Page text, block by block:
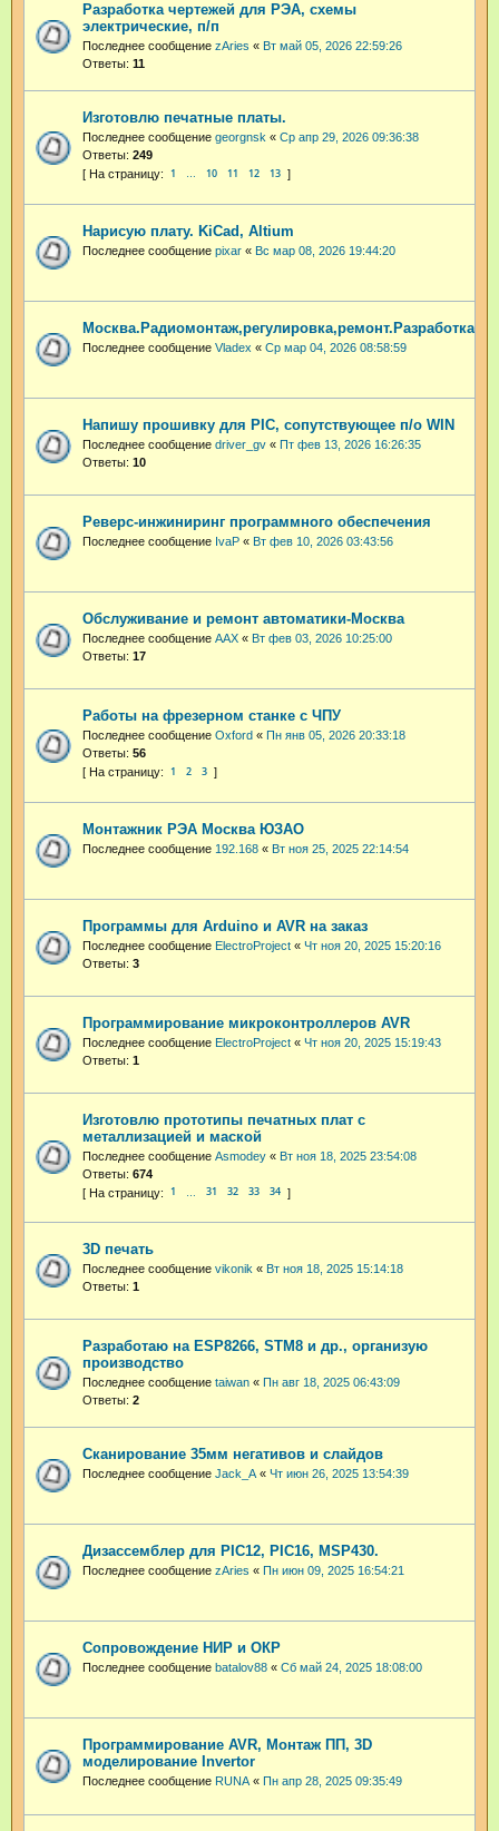
Разработка чертежей для РЭА, схемы
электрические, п/п
Последнее сообщение zAries « Вт май 05, 2026 22:59:26
Ответы: 11
Изготовлю печатные платы.
Последнее сообщение georgnsk « Ср апр 29, 2026 09:36:38
Ответы: 249
1 … 10 11 12 13
Нарисую плату. KiCad, Altium
Последнее сообщение pixar « Вс мар 08, 2026 19:44:20
Последнее сообщение Vladex « Ср мар 04, 2026 08:58:59
Напишу прошивку для PIC, сопутствующее п/о WIN
Последнее сообщение driver_gv « Пт фев 13, 2026 16:26:35
Ответы: 10
Реверс-инжиниринг программного обеспечения
Последнее сообщение IvaP « Вт фев 10, 2026 03:43:56
Обслуживание и ремонт автоматики-Москва
Последнее сообщение AAX « Вт фев 03, 2026 10:25:00
Ответы: 17
Работы на фрезерном станке с ЧПУ
Последнее сообщение Oxford « Пн янв 05, 2026 20:33:18
Ответы: 56
1 2 3
Монтажник РЭА Москва ЮЗАО
Последнее сообщение 192.168 « Вт ноя 25, 2025 22:14:54
Программы для Arduino и AVR на заказ
Последнее сообщение ElectroProject « Чт ноя 20, 2025 15:20:16
Ответы: 3
Программирование микроконтроллеров AVR
Последнее сообщение ElectroProject « Чт ноя 20, 2025 15:19:43
Ответы: 1
Изготовлю прототипы печатных плат с
металлизацией и маской
Последнее сообщение Asmodey « Вт ноя 18, 2025 23:54:08
Ответы: 674
1 31 32 33 34
3D печать
Последнее сообщение vikonik « Вт ноя 18, 2025 15:14:18
Ответы: 1
Разработаю на ESP8266, STM8 и др., организую
производство
Последнее сообщение taiwan « Пн авг 18, 2025 06:43:09
Ответы: 2
Сканирование 35мм негативов и слайдов
Последнее сообщение Jack_A « Чт июн 26, 2025 13:54:39
Дизассемблер для PIC12, PIC16, MSP430.
Последнее сообщение zAries « Пн июн 09, 2025 16:54:21
Сопровождение НИР и ОКР
Последнее сообщение batalov88 « Сб май 24, 2025 18:08:00
Программирование AVR, Монтаж ПП, 3D
моделирование Invertor
Последнее сообщение RUNA « Пн апр 28, 2025 09:35:49